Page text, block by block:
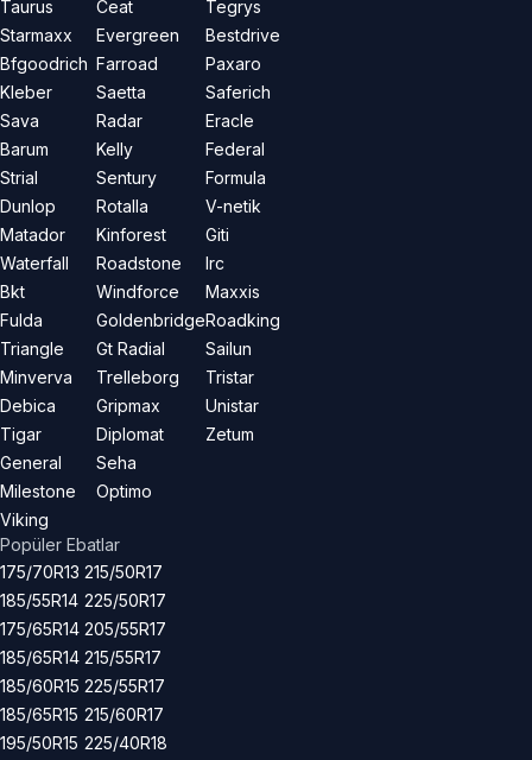
Taurus
Starmaxx
Bfgoodrich
Kleber
Sava
Barum
Strial
Dunlop
Matador
Waterfall
Bkt
Fulda
Triangle
Minverva
Debica
Tigar
General
Milestone
Viking
Ceat
Evergreen
Farroad
Saetta
Radar
Kelly
Sentury
Rotalla
Kinforest
Roadstone
Windforce
Goldenbridge
Gt Radial
Trelleborg
Gripmax
Diplomat
Seha
Optimo
Tegrys
Bestdrive
Paxaro
Saferich
Eracle
Federal
Formula
V-netik
Giti
Irc
Maxxis
Roadking
Sailun
Tristar
Unistar
Zetum
Popüler Ebatlar
175/70R13
185/55R14
175/65R14
185/65R14
185/60R15
185/65R15
195/50R15
215/50R17
225/50R17
205/55R17
215/55R17
225/55R17
215/60R17
225/40R18